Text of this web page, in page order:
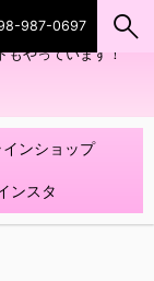
987-0697
ライトを使ったデザ
やっています！
インショップ
ンスタ